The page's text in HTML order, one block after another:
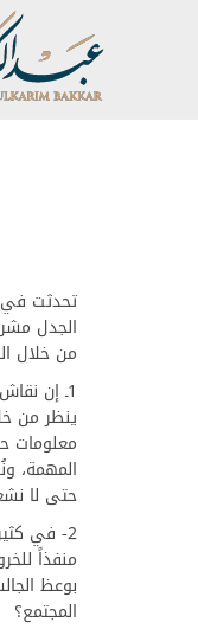
تحدثت في
الجدل
من خلال
1ـ إن
ينظر من
معلومات
المهمة،
حتى لا
2- في
منفذاً
بوعظ
المجتمع؟